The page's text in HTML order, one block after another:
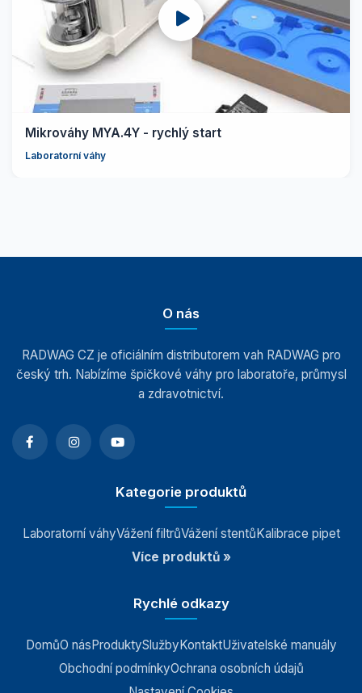
Mikrováhy MYA.4Y - rychlý start
Laboratorní váhy
O nás
RADWAG CZ je oficiálním distributorem vah RADWAG pro
český trh. Nabízíme špičkové váhy pro laboratoře, průmysl
a zdravotnictví.
Kategorie produktů
Laboratorní váhyVážení filtrůVážení stentůKalibrace pipet
Více produktů »
Rychlé odkazy
DomůO násProduktySlužbyKontaktUživatelské manuály
Obchodní podmínkyOchrana osobních údajů